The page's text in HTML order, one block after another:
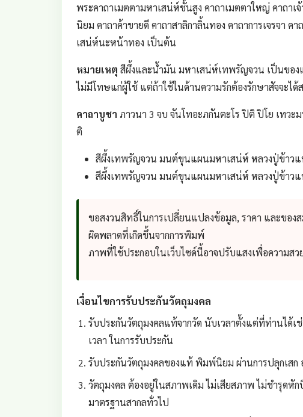
พระคาถาเมตตามหาเสน่ห์ชั้นสูง คาถาเมตตาใหญ่ คาถาเ
นิยม คาถาค้าขายดี คาถาสาลิกาลิ้นทอง คาถาการเจรจา ค
เสน่ห์นะหน้าทอง เป็นต้น
หมายเหตุ สีผึ้งและน้ำมัน มหาเสน่ห์เทพรัญจวน เป็นของ
ไม่มีโทษแก่ผู้ใช้ แต่ถ้าใช้ในด้านความรักต้องรักษาสัจจะไ
คาถาบูชา ภาวนา 3 จบ จันโทอะภกันตะโร ปิติ ปิโย เทวะ
ติ
สีผึ้งเทพรัญจวน มนต์ขุนแผนมหาเสน่ห์ หลวงปู่ข้าว
สีผึ้งเทพรัญจวน มนต์ขุนแผนมหาเสน่ห์ หลวงปู่ข้าวแ
ขอสงวนสิทธิ์ในการเปลี่ยนแปลงข้อมูล, ราคา และขอ
ผิดพลาดที่เกิดขึ้นจากการพิมพ์
ภาพที่ใช้ประกอบในเว็บไซด์นี้อาจปรับแสงเพื่อความสว
เงื่อนไขการรับประกันวัตถุมงคล
รับประกันวัตถุมงคลแท้จากวัด นับเวลาตั้งแต่ที่ท่านได้เ
เวลา ในการรับประกัน
รับประกันวัตถุมงคลของแท้ พิมพ์นิยม ผ่านการปลุกเสก
วัตถุมงคล ต้องอยู่ในสภาพเดิม ไม่เสียสภาพ ไม่ชำรุดหั
มาตรฐานสากลทั่วไป